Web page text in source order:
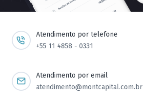
Atendimento por telefone
+55 11 4858 - 0331
Atendimento por email
atendimento@montcapital.com.br